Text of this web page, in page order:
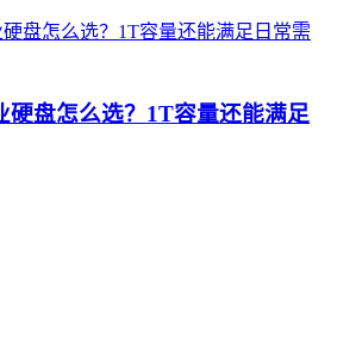
硬盘怎么选？1T容量还能满足